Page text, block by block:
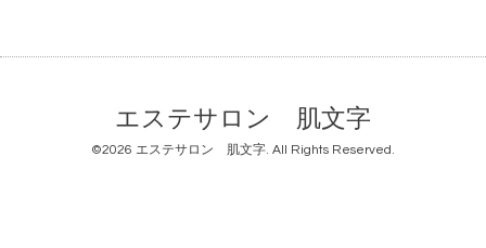
エステサロン 肌文字
©2026 エステサロン 肌文字. All Rights Reserved.